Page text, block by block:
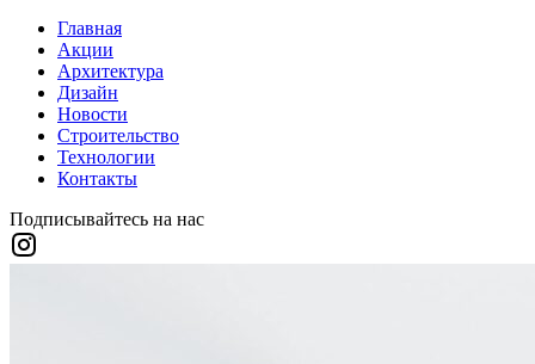
Главная
Акции
Архитектура
Дизайн
Новости
Строительство
Технологии
Контакты
Подписывайтесь на нас